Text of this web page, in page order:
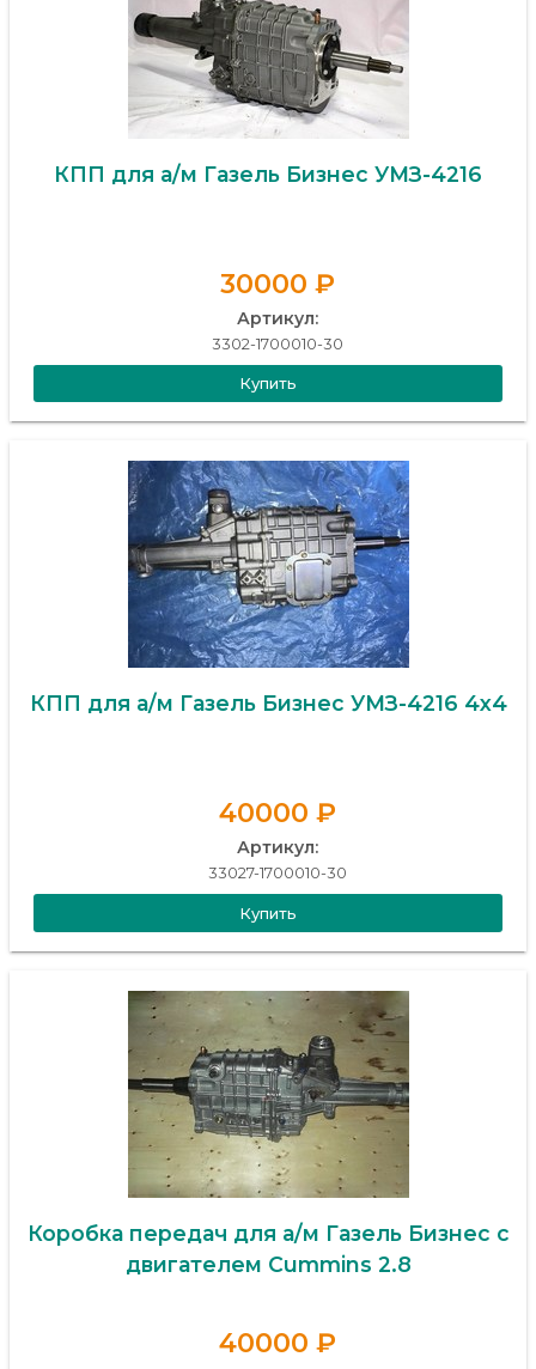
КПП для а/м Газель Бизнес УМЗ-4216
30000 ₽
Артикул:
3302-1700010-30
Купить
КПП для а/м Газель Бизнес УМЗ-4216 4х4
40000 ₽
Артикул:
33027-1700010-30
Купить
Коробка передач для а/м Газель Бизнес с
двигателем Cummins 2.8
40000 ₽